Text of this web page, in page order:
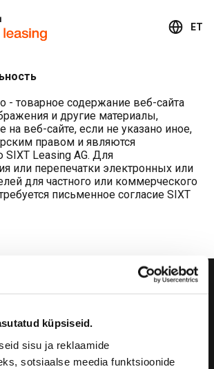
küpsiseid.
sisu ja reklaamide
sotsiaalse meedia funktsioonide
ET
- товарное содержание веб-сайта
и другие материалы,
на веб-сайте, если не указано иное,
правом и являются
SIXT Leasing AG. Для
или перепечатки электронных или
для частного или коммерческого
письменное согласие SIXT